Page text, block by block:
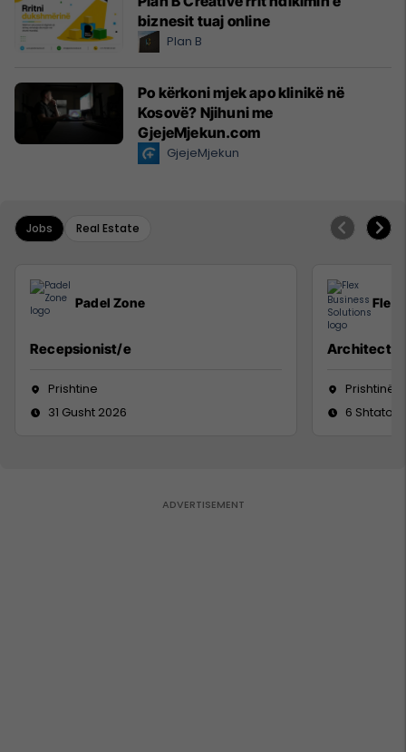
biznesit tuaj online
Plan B
Po kërkoni mjek apo klinikë në
Kosovë? Njihuni me
GjejeMjekun.com
GjejeMjekun
Jobs Real Estate
Padel Zone
Recepsionist/e
Prishtine
31 Gusht 2026
Flex
Architect
Prishtinë
6 Shtator